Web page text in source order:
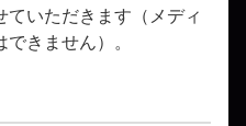
いただきます（メディ
きません）。